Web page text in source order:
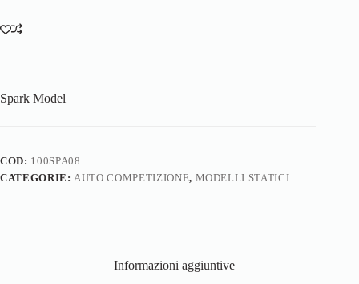
Spark Model
COD: 100SPA08
CATEGORIE:AUTO COMPETIZIONE, MODELLI STATICI
Informazioni aggiuntive